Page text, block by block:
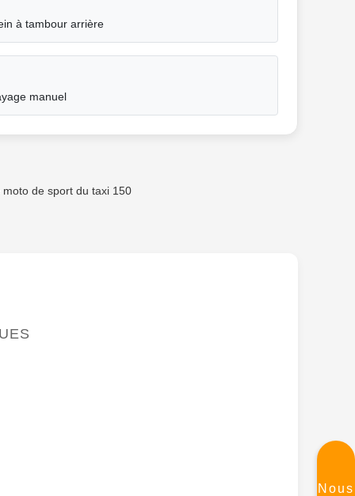
Nous
à tambour arrière
manuel
moto de sport du taxi 150